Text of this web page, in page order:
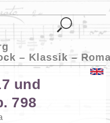
– Klassik –
und
798